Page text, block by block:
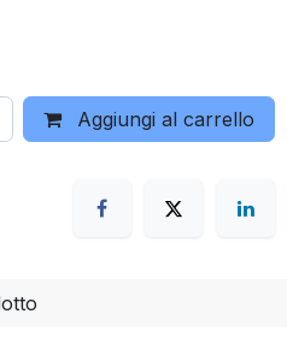
Aggiungi al carrello